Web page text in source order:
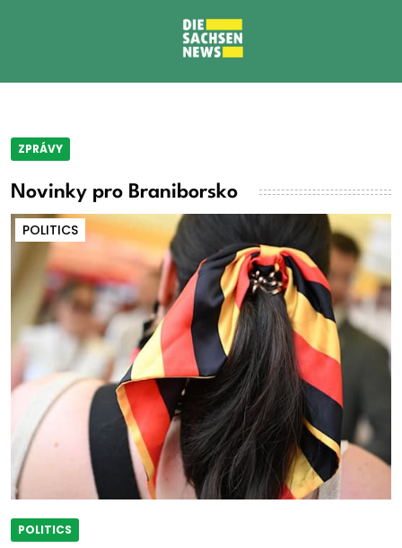
ZPRÁVY
Novinky pro Braniborsko
POLITICS
POLITICS